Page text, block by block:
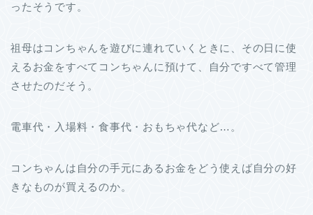
ったそうです。
祖母はコンちゃんを遊びに連れていくときに、その日に使
えるお金をすべてコンちゃんに預けて、自分ですべて管理
させたのだそう。
電車代・入場料・食事代・おもちゃ代など…。
コンちゃんは自分の手元にあるお金をどう使えば自分の好
きなものが買えるのか。